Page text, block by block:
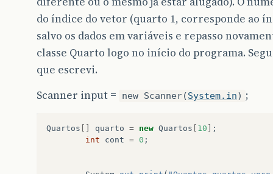
do índice do vetor (quarto 1, corresponde ao
salvo os dados em variáveis e repasso
classe Quarto logo no início do programa.
que escrevi.
Scanner input =
new Scanner(System.in) ;
Quartos quarto = new Quartos 10
;
int
cont = 0 ;